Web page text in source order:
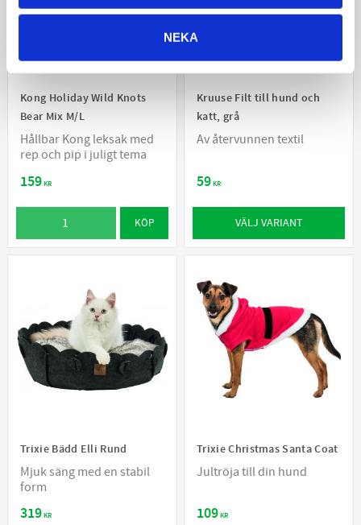
NEKA
Kong Holiday Wild Knots
Bear Mix M/L
Hållbar Kong leksak med
rep och pip i juligt tema
159KR
KÖP
Kruuse Filt till hund och
katt, grå
Av återvunnen textil
59KR
VÄLJ VARIANT
Trixie Bädd Elli Rund
Mjuk säng med en stabil
form
319KR
Trixie Christmas Santa Coat
Jultröja till din hund
109KR